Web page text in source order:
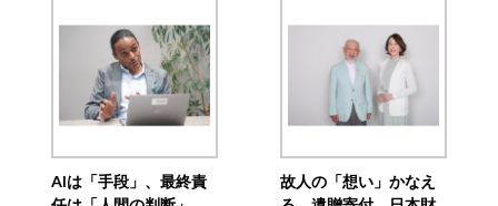
AIは「手段」、最終責
故人の「想い」かなえ